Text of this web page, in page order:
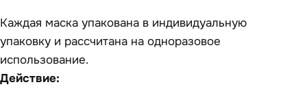
Каждая маска упакована в индивидуальную
упаковку и рассчитана на одноразовое
использование.
Действие: